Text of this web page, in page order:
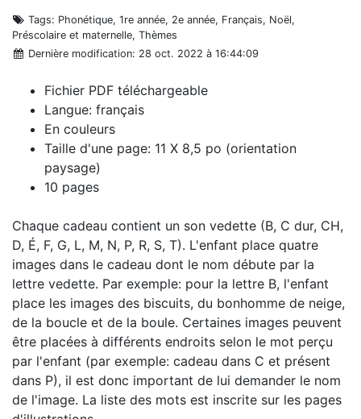
Tags: Phonétique, 1re année, 2e année, Français, Noël,
Préscolaire et maternelle, Thèmes
Dernière modification: 28 oct. 2022 à 16:44:09
Fichier PDF téléchargeable
Langue: français
En couleurs
Taille d'une page: 11 X 8,5 po (orientation
paysage)
10 pages
Chaque cadeau contient un son vedette (B, C dur, CH,
D, É, F, G, L, M, N, P, R, S, T). L'enfant place quatre
images dans le cadeau dont le nom débute par la
lettre vedette. Par exemple: pour la lettre B, l'enfant
place les images des biscuits, du bonhomme de neige,
de la boucle et de la boule. Certaines images peuvent
être placées à différents endroits selon le mot perçu
par l'enfant (par exemple: cadeau dans C et présent
dans P), il est donc important de lui demander le nom
de l'image. La liste des mots est inscrite sur les pages